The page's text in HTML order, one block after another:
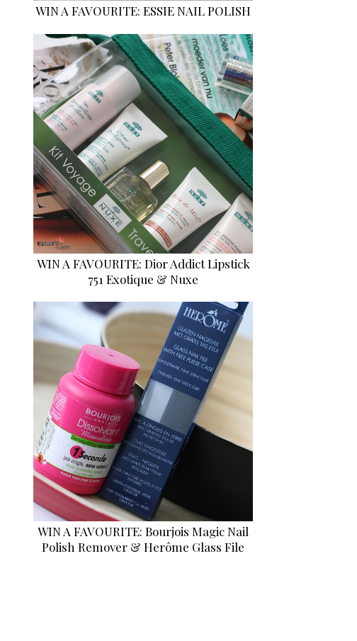
WIN A FAVOURITE: ESSIE NAIL POLISH
WIN A FAVOURITE: Dior Addict Lipstick
751 Exotique & Nuxe
WIN A FAVOURITE: Bourjois Magic Nail
Polish Remover & Herôme Glass File